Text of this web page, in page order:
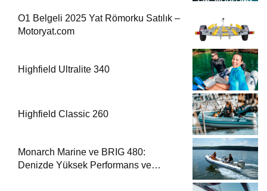
O1 Belgeli 2025 Yat Römorku Satılık –
Motoryat.com
Highfield Ultralite 340
Highfield Classic 260
Monarch Marine ve BRIG 480:
Denizde Yüksek Performans ve